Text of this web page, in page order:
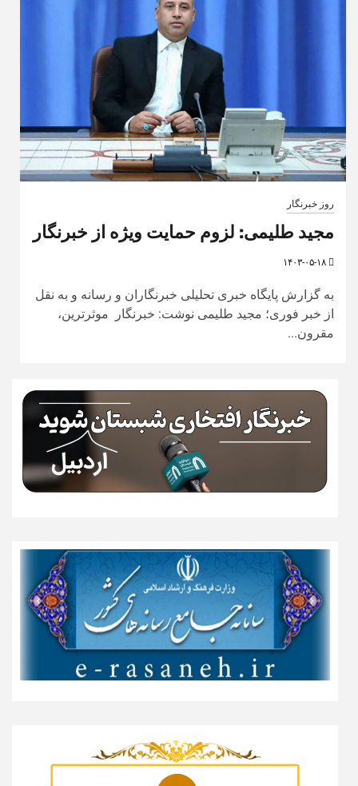
روز خبرنگار
مجید طلیمی: لزوم حمایت ویژه از خبرنگار
به گزارش پایگاه خبری تحلیلی خبرنگاران و رسانه و به نقل
از خبر فوری؛ مجید طلیمی نوشت: خبرنگار موثرترین،
مقرون...